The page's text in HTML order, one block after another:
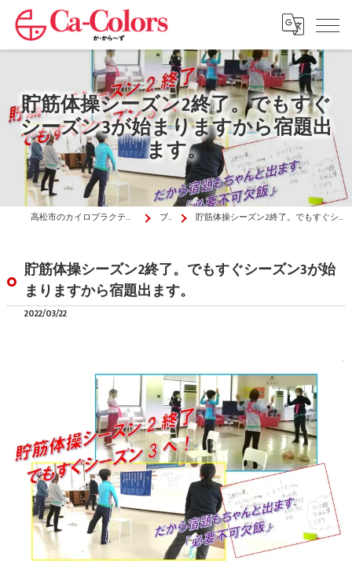
貯筋体操シーズン2終了。でもすぐ
シーズン3が始まりますから宿題出
ます。
高松市のカイロプラクティックはか・から～ず施術院 ブログ 貯筋体操シーズン2終了。でもすぐシーズン3が始まりますから宿題出ます。
貯筋体操シーズン2終了。でもすぐシーズン3が始
まりますから宿題出ます。
2022/03/22